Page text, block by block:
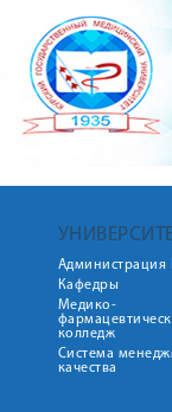
Администрация
Кафедры
Медико-
колледж
Система
качества